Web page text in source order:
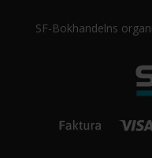
SF-Bokhandelns